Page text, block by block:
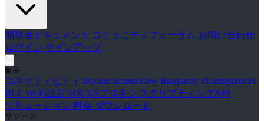
開発者ドキュメント コミュニティフォーラム お問い合わせ
ログイン サインアップ
製品
コネクティビティ Docker ScreenView Raspberry Pi Jumpbox Pi
BLE Wi-Fi設定 SOCKSプロキシ スクリプティングAPI
ソリューション 料金 ダウンロード
リソース